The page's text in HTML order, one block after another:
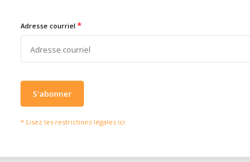
Adresse courriel *
S'abonner
* Lisez les restrictions légales ici